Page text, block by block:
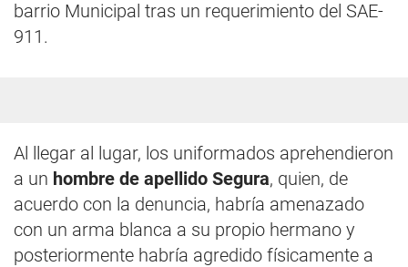
barrio Municipal tras un requerimiento del SAE-
911.
Al llegar al lugar, los uniformados aprehendieron
a un hombre de apellido Segura, quien, de
acuerdo con la denuncia, habría amenazado
con un arma blanca a su propio hermano y
posteriormente habría agredido físicamente a